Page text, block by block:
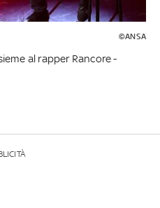
©ANSA
al rapper Rancore -